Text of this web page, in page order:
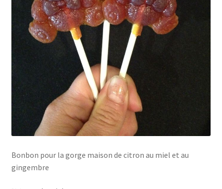
Bonbon pour la gorge maison de citron au miel et au
gingembre